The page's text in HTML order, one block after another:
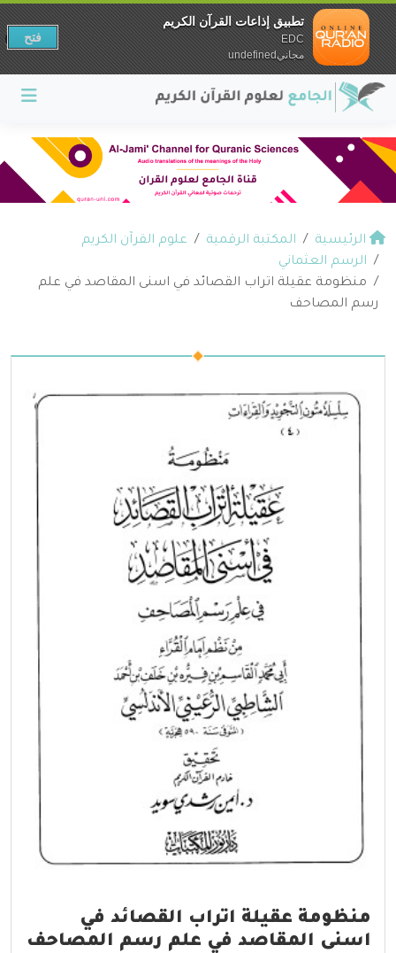
الرئيسية المكتبة الرقمية
علوم القرآن الكريم
الرسم العثماني
منظومة عقيلة اتراب القصائد في اسنى المقاصد في علم
رسم المصاحف
منظومة عقيلة اتراب القصائد في
اسنى المقاصد في علم رسم المصاحف
تطبيق إذاعات القرآن الكريم
EDC
مجانيundefined
فتح